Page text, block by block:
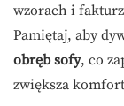
wzorach i
Pamiętaj, aby
obręb sofy, co
zwiększa